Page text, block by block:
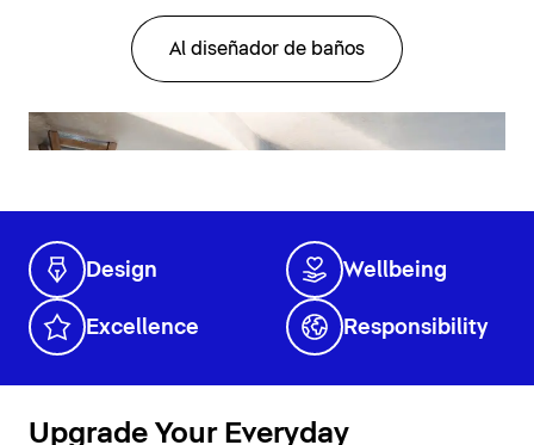
Al diseñador de baños
Design Wellbeing
Excellence Responsibility
Upgrade Your Everyday